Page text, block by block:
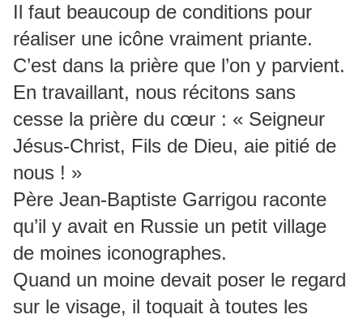
Il faut beaucoup de conditions pour
réaliser une icône vraiment priante.
C’est dans la prière que l’on y parvient.
En travaillant, nous récitons sans
cesse la prière du cœur : « Seigneur
Jésus-Christ, Fils de Dieu, aie pitié de
nous ! »
Père Jean-Baptiste Garrigou raconte
qu’il y avait en Russie un petit village
de moines iconographes.
Quand un moine devait poser le regard
sur le visage, il toquait à toutes les